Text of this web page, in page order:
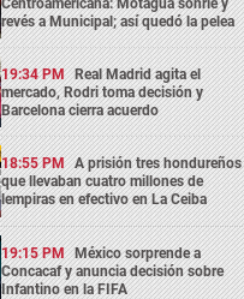
Centroamericana: Motagua sonríe y
revés a Municipal; así quedó la pelea
19:34 PM Real Madrid agita el
mercado, Rodri toma decisión y
Barcelona cierra acuerdo
18:55 PM A prisión tres hondureños
que llevaban cuatro millones de
lempiras en efectivo en La Ceiba
19:15 PM México sorprende a
Concacaf y anuncia decisión sobre
Infantino en la FIFA